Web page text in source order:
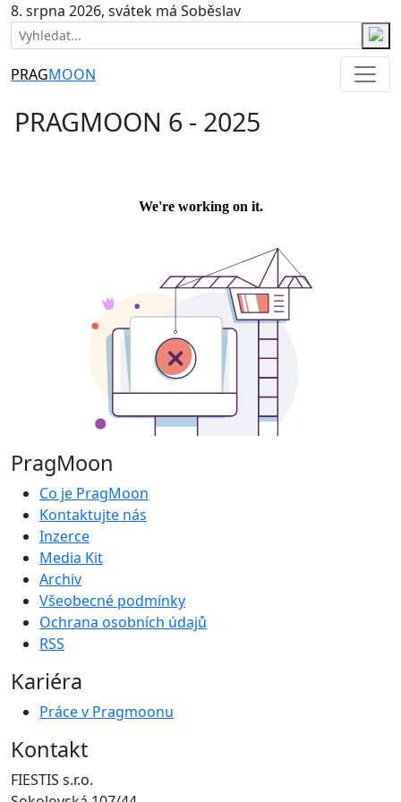
8. srpna 2026, svátek má Soběslav
PRAGMOON
PRAGMOON 6 - 2025
PragMoon
Co je PragMoon
Kontaktujte nás
Inzerce
Media Kit
Archiv
Všeobecné podmínky
Ochrana osobních údajů
RSS
Kariéra
Práce v Pragmoonu
Kontakt
FIESTIS s.r.o.